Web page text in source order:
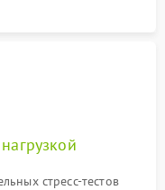
стресс-тестов